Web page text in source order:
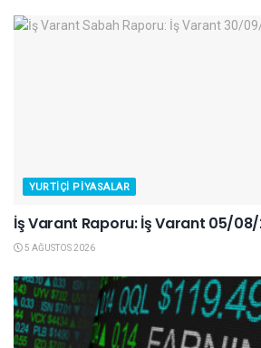
YURTIÇI PIYASALAR
İş Varant Raporu: İş Varant 05/
5 AĞUSTOS 2026